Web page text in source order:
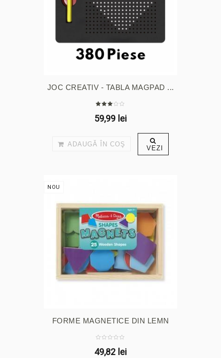
JOC CREATIV - TABLA MAGPAD ...
59,99 lei
ADAUGĂ ÎN COŞ VEZI
NOU
FORME MAGNETICE DIN LEMN
49,82 lei